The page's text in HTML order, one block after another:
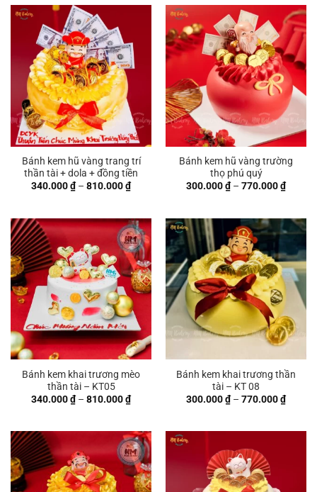
770.000 ₫
đến
Bánh kem hũ vàng trang trí
thần tài + dola + đồng tiền
340.000₫ – 810.000₫Khoảng
giá:
đến
810.000 ₫
Bánh kem hũ vàng trường
thọ phú quý
300.000₫ – 770.000₫
giá:
đến
Bánh kem khai trương mèo
thần tài – KT05
340.000₫ – 810.000₫Khoảng
giá:
đến
810.000 ₫
Bánh kem khai trương thần
tài – KT 08
300.000₫ – 770.000₫
giá: